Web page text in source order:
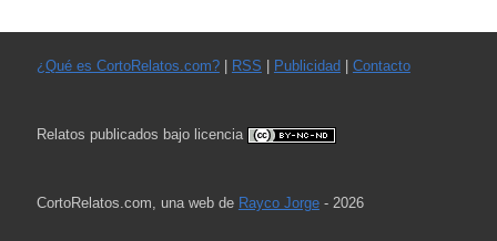
¿Qué es CortoRelatos.com?| RSS Publicidad Contacto
Relatos publicados bajo licencia
CortoRelatos.com, una web de Rayco Jorge- 2026